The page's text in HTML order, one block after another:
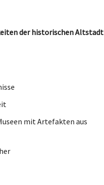
der historischen Altstadt
mit Artefakten aus